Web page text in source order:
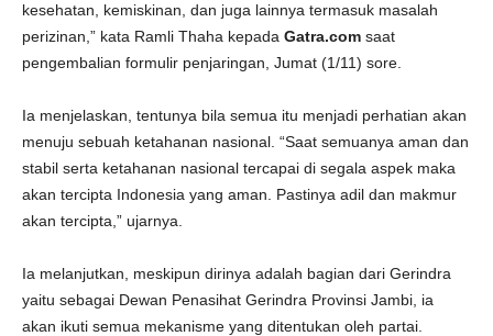
kesehatan, kemiskinan, dan juga lainnya termasuk masalah
perizinan,” kata Ramli Thaha kepada Gatra.com saat
pengembalian formulir penjaringan, Jumat (1/11) sore.
Ia menjelaskan, tentunya bila semua itu menjadi perhatian akan
menuju sebuah ketahanan nasional. “Saat semuanya aman dan
stabil serta ketahanan nasional tercapai di segala aspek maka
akan tercipta Indonesia yang aman. Pastinya adil dan makmur
akan tercipta,” ujarnya.
Ia melanjutkan, meskipun dirinya adalah bagian dari Gerindra
yaitu sebagai Dewan Penasihat Gerindra Provinsi Jambi, ia
akan ikuti semua mekanisme yang ditentukan oleh partai.